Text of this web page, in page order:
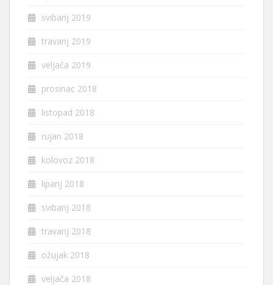
svibanj 2019
travanj 2019
veljača 2019
prosinac 2018
listopad 2018
rujan 2018
kolovoz 2018
lipanj 2018
svibanj 2018
travanj 2018
ožujak 2018
veljača 2018